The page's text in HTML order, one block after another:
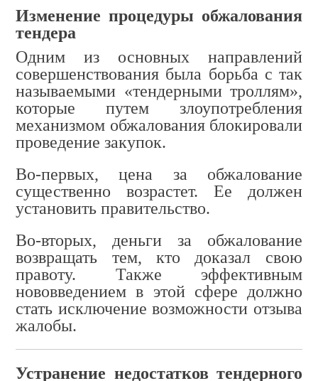
Изменение процедуры обжалования
тендера
Одним из основных направлений
совершенствования была борьба с так
называемыми «тендерными троллям»,
которые путем злоупотребления
механизмом обжалования блокировали
проведение закупок.
Во-первых, цена за обжалование
существенно возрастет. Ее должен
установить правительство.
Во-вторых, деньги за обжалование
возвращать тем, кто доказал свою
правоту. Также эффективным
нововведением в этой сфере должно
стать исключение возможности отзыва
жалобы.
Устранение недостатков тендерного